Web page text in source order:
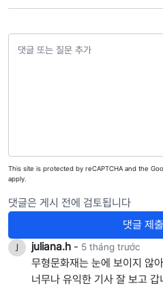
This site is protected by reCAPTCHA and the
apply.
댓글은 게시 전에 검토됩니다
댓글 제출
juliana.h- 5 tháng trước
무형문화재는 눈에 보이지 않
너무나 유익한 기사 잘 보고 갑